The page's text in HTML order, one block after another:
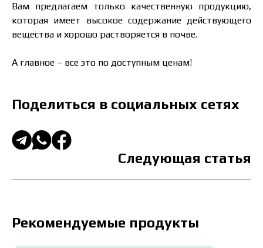
Вам предлагаем только качественную продукцию,
которая имеет высокое содержание действующего
вещества и хорошо растворяется в почве.
А главное – все это по доступным ценам!
Поделиться в социальных сетях
Следующая статья
Рекомендуемые продукты